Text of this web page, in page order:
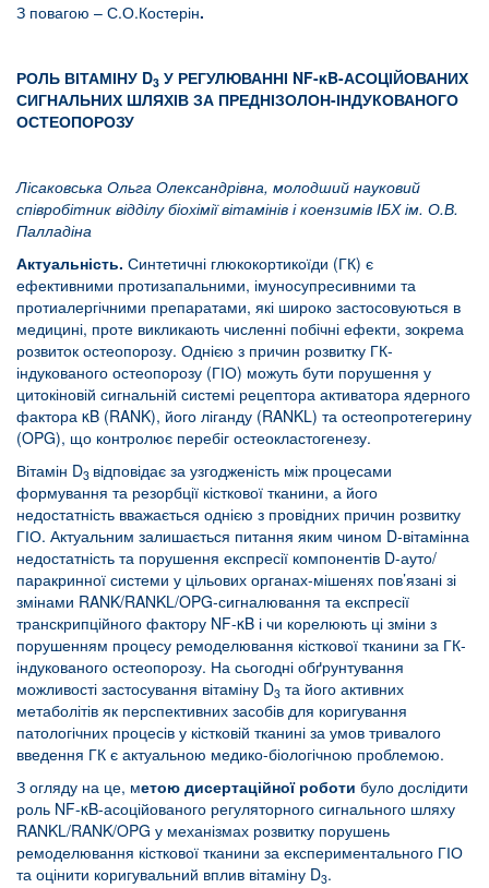
З повагою – С.О.Костерін.
РОЛЬ ВІТАМІНУ D3 У РЕГУЛЮВАННІ NF-κB-АСОЦІЙОВАНИХ
СИГНАЛЬНИХ ШЛЯХІВ ЗА ПРЕДНІЗОЛОН-ІНДУКОВАНОГО
ОСТЕОПОРОЗУ
Лісаковська Ольга Олександрівна, молодший науковий
співробітник відділу біохімії вітамінів і коензимів ІБХ ім. О.В.
Палладіна
Актуальність. Синтетичні глюкокортикоїди (ГК) є
ефективними протизапальними, імуносупресивними та
протиалергічними препаратами, які широко застосовуються в
медицині, проте викликають численні побічні ефекти, зокрема
розвиток остеопорозу. Однією з причин розвитку ГК-
індукованого остеопорозу (ГІО) можуть бути порушення у
цитокіновій сигнальній системі рецептора активатора ядерного
фактора κB (RANK), його ліганду (RANKL) та остеопротегерину
(OPG), що контролює перебіг остеокластогенезу.
Вітамін D3 відповідає за узгодженість між процесами
формування та резорбції кісткової тканини, а його
недостатність вважається однією з провідних причин розвитку
ГІО. Актуальним залишається питання яким чином D-вітамінна
недостатність та порушення експресії компонентів D-ауто/
паракринної системи у цільових органах-мішенях пов’язані зі
змінами RANK/RANKL/OPG-сигналювання та експресії
транскрипційного фактору NF-κB і чи корелюють ці зміни з
порушенням процесу ремоделювання кісткової тканини за ГК-
індукованого остеопорозу. На сьогодні обґрунтування
можливості застосування вітаміну D3 та його активних
метаболітів як перспективних засобів для коригування
патологічних процесів у кістковій тканині за умов тривалого
введення ГК є актуальною медико-біологічною проблемою.
З огляду на це, метою дисертаційної роботи було дослідити
роль NF-κB-асоційованого регуляторного сигнального шляху
RANKL/RANK/OPG у механізмах розвитку порушень
ремоделювання кісткової тканини за експериментального ГІО
та оцінити коригувальний вплив вітаміну D3.